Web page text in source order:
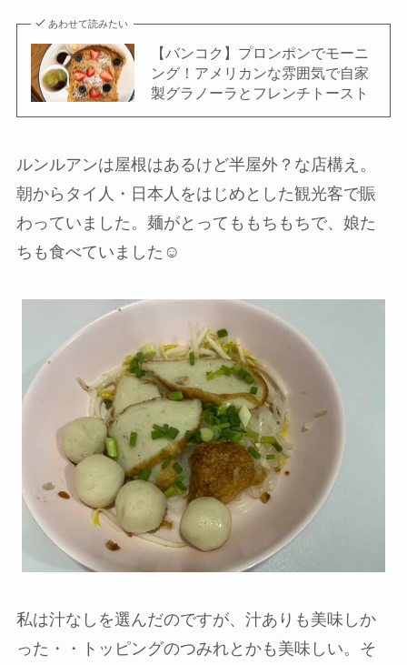
あわせて読みたい
【バンコク】プロンポンでモーニ
ング！アメリカンな雰囲気で自家
製グラノーラとフレンチトースト
ルンルアンは屋根はあるけど半屋外？な店構え。
朝からタイ人・日本人をはじめとした観光客で賑
わっていました。麺がとってももちもちで、娘た
ちも食べていました☺️
私は汁なしを選んだのですが、汁ありも美味しか
った・・トッピングのつみれとかも美味しい。そ